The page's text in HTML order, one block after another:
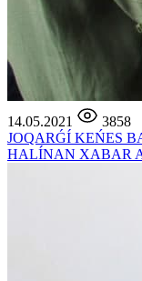
14.05.2021
3858
JOQARǴÍ KEŃES
HALÍNAN XABAR